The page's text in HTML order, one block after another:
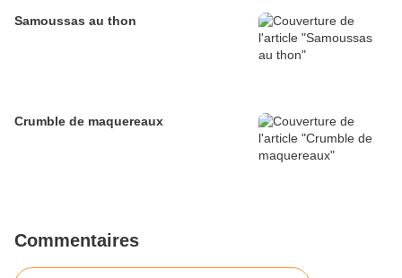
Samoussas au thon
Crumble de maquereaux
Commentaires